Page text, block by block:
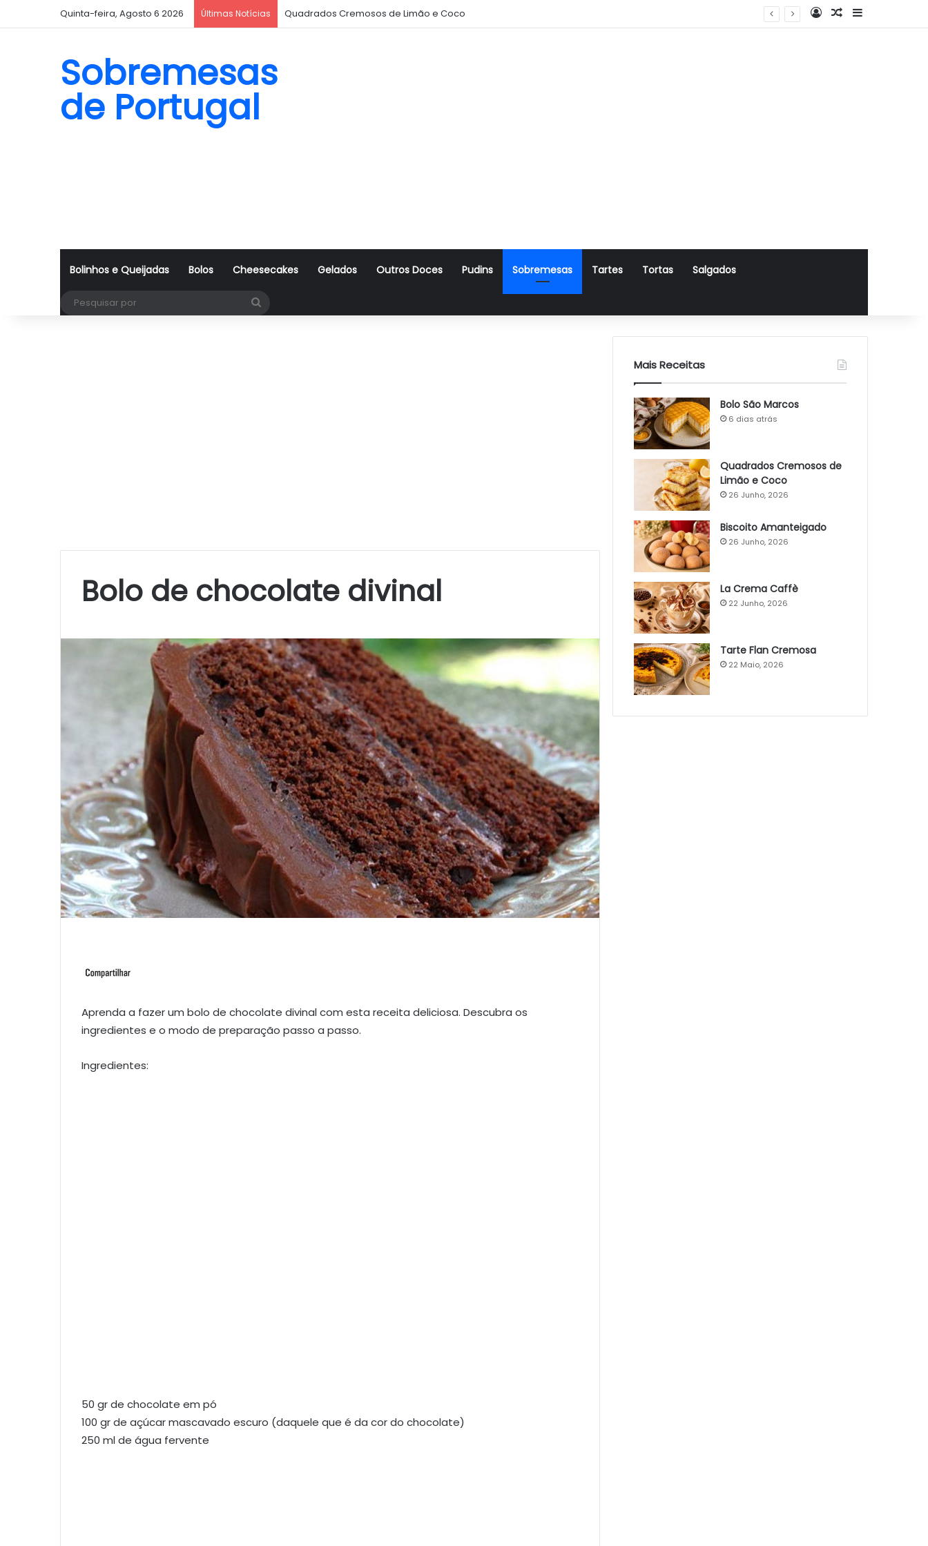
Quinta-feira, Agosto 6 2026 Últimas Notícias Quadrados Cremosos de Limão e Coco Log InArtigo Aleatório
Sidebar
Sobremesas
de Portugal
Bolinhos e Queijadas Bolos Cheesecakes Gelados Outros Doces Pudins Sobremesas Tartes Tortas Salgados
Bolo de chocolate divinal
Aprenda a fazer um bolo de chocolate divinal com esta receita deliciosa. Descubra os
ingredientes e o modo de preparação passo a passo.
Ingredientes:
50 gr de chocolate em pó
100 gr de açúcar mascavado escuro (daquele que é da cor do chocolate)
250 ml de água fervente
Mais Receitas
Bolo São Marcos
6 dias atrás
Quadrados Cremosos de
Limão e Coco
26 Junho, 2026
Biscoito Amanteigado
26 Junho, 2026
La Crema Caffè
22 Junho, 2026
Tarte Flan Cremosa
22 Maio, 2026